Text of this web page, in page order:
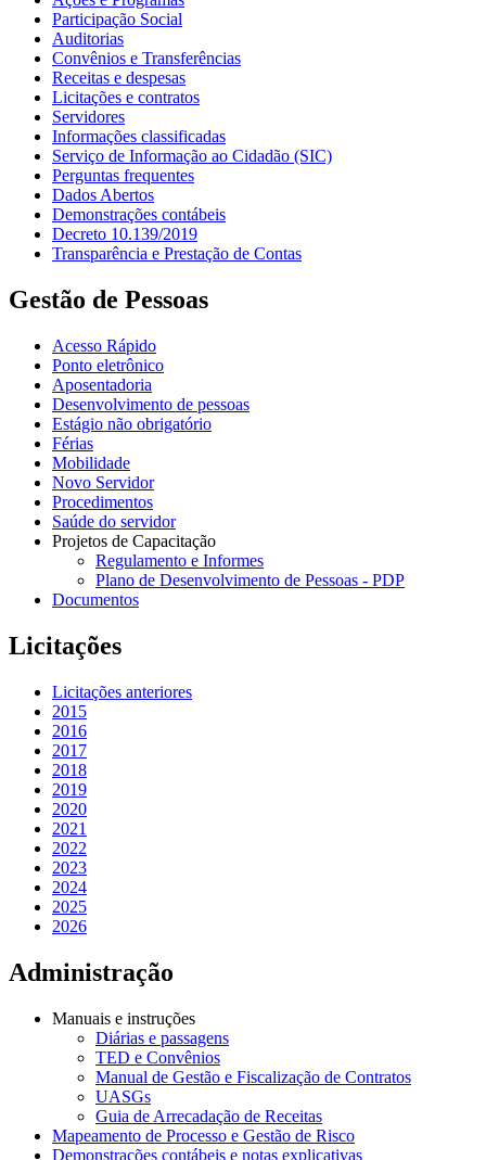
Participação Social
Auditorias
Convênios e Transferências
Receitas e despesas
Licitações e contratos
Servidores
Informações classificadas
Serviço de Informação ao Cidadão (SIC)
Perguntas frequentes
Dados Abertos
Demonstrações contábeis
Decreto 10.139/2019
Transparência e Prestação de Contas
Gestão de Pessoas
Acesso Rápido
Ponto eletrônico
Aposentadoria
Desenvolvimento de pessoas
Estágio não obrigatório
Férias
Mobilidade
Novo Servidor
Procedimentos
Saúde do servidor
Projetos de Capacitação
Regulamento e Informes
Plano de Desenvolvimento de Pessoas - PDP
Documentos
Licitações
Licitações anteriores
2015
2016
2017
2018
2019
2020
2021
2022
2023
2024
2025
2026
Administração
Manuais e instruções
Diárias e passagens
TED e Convênios
Manual de Gestão e Fiscalização de Contratos
UASGs
Guia de Arrecadação de Receitas
Mapeamento de Processo e Gestão de Risco
Demonstrações contábeis e notas explicativas